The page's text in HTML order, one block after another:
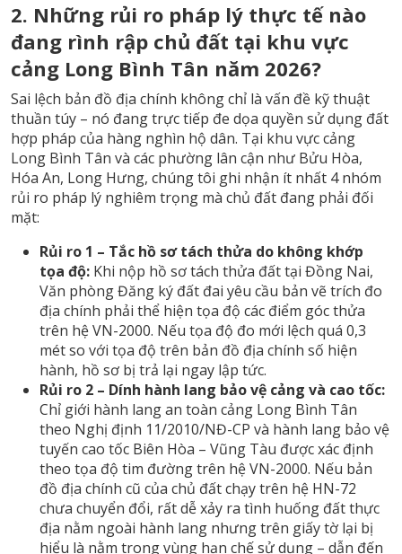
2. Những rủi ro pháp lý thực tế nào
đang rình rập chủ đất tại khu vực
cảng Long Bình Tân năm 2026?
Sai lệch bản đồ địa chính không chỉ là vấn đề kỹ thuật
thuần túy – nó đang trực tiếp đe dọa quyền sử dụng đất
hợp pháp của hàng nghìn hộ dân. Tại khu vực cảng
Long Bình Tân và các phường lân cận như Bửu Hòa,
Hóa An, Long Hưng, chúng tôi ghi nhận ít nhất 4 nhóm
rủi ro pháp lý nghiêm trọng mà chủ đất đang phải đối
mặt:
Rủi ro 1 – Tắc hồ sơ tách thửa do không khớp
tọa độ: Khi nộp hồ sơtách thửa đất tại Đồng Nai,
Văn phòng Đăng ký đất đai yêu cầu bản vẽ trích đo
địa chính phải thể hiện tọa độ các điểm góc thửa
trên hệ VN-2000. Nếu tọa độ đo mới lệch quá 0,3
mét so với tọa độ trên bản đồ địa chính số hiện
hành, hồ sơ bị trả lại ngay lập tức.
Rủi ro 2 – Dính hành lang bảo vệ cảng và cao tốc:
Chỉ giới hành lang an toàn cảng Long Bình Tân
theo Nghị định 11/2010/NĐ-CP và hành lang bảo vệ
tuyến cao tốc Biên Hòa – Vũng Tàu được xác định
theo tọa độ tim đường trên hệ VN-2000. Nếu bản
đồ địa chính cũ của chủ đất chạy trên hệ HN-72
chưa chuyển đổi, rất dễ xảy ra tình huống đất thực
địa nằm ngoài hành lang nhưng trên giấy tờ lại bị
hiểu là nằm trong vùng hạn chế sử dụng – dẫn đến